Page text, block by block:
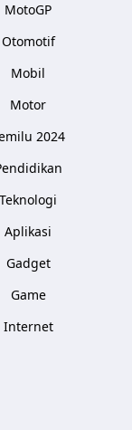
MotoGP
Otomotif
Mobil
Motor
2024
Teknologi
Aplikasi
Gadget
Game
Internet